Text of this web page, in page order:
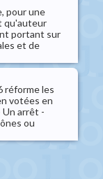
pour une
qu'auteur
portant sur
et de
réforme les
votées en
Un arrêt -
ou